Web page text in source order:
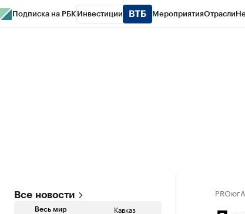
Подписка на РБК Инвестиции МероприятияОтрасли
Все новости
Весь мир Кавказ